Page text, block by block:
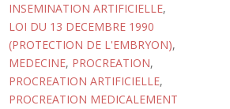
INSEMINATION ARTIFICIELLE,
LOI DU 13 DECEMBRE 1990
(PROTECTION DE L'EMBRYON),
MEDECINE, PROCREATION,
PROCREATION ARTIFICIELLE,
PROCREATION MEDICALEMENT